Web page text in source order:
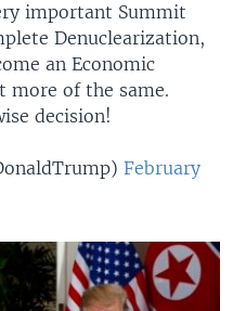
important Summit
Denuclearization,
an Economic
more of the same.
decision!
February